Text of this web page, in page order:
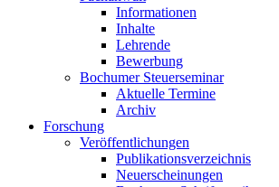
Informationen
Inhalte
Lehrende
Bewerbung
Bochumer Steuerseminar
Aktuelle Termine
Archiv
Forschung
Veröffentlichungen
Publikationsverzeichnis
Neuerscheinungen